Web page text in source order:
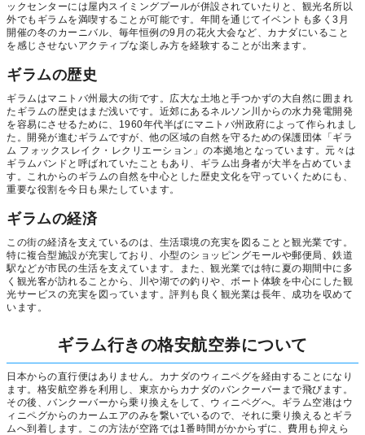
ックセンターには屋内スイミングプールが併設されていたりと、観光名所以
外でもギラムを満喫することが可能です。年間を通じてイベントも多く3月
開催の冬のカーニバル、毎年恒例の9月の花火大会など、カナダにいること
を感じさせないアクティブな楽しみ方を経験することが出来ます。
ギラムの歴史
ギラムはマニトバ州最大の街です。広大な土地と手つかずの大自然に囲まれ
たギラムの歴史はまだ浅いです。近郊にあるネルソン川からの水力発電開発
を容易にさせるために、1960年代半ばにマニトバ州政府によって作られまし
た。開発が進むギラムですが、他の区域の自然を守るための保護団体「ギラ
ム フォックスレイク・レクリエーション」の本拠地となっています。元々は
ギラムバンドと呼ばれていたこともあり、ギラム出身者が大半を占めていま
す。これからのギラムの自然を中心とした歴史文化を守っていくためにも、
重要な役割を今日も果たしています。
ギラムの経済
この街の経済を支えているのは、生活環境の充実を図ることと観光業です。
特に複合型施設が充実しており、小型のショッピングモールや郵便局、鉄道
駅などが市民の生活を支えています。また、観光業では特に夏の期間中に多
く観光客が訪れることから、川や湖での釣りや、ボート体験を中心にした観
光サービスの充実を図っています。評判も良く観光業は長年、成功を収めて
います。
ギラム行きの格安航空券について
日本からの直行便はありません。カナダのウィニペグを経由することになり
ます。格安航空券を利用し、東京からカナダのバンクーバーまで飛びます。
その後、バンクーバーから乗り換えをして、ウィニペグへ。ギラム空港はウ
ィニペグからのカームエアのみを繋いでいるので、それに乗り換えるとギラ
ムへ到着します。この方法が空路では1番時間がかからずに、費用も抑えら